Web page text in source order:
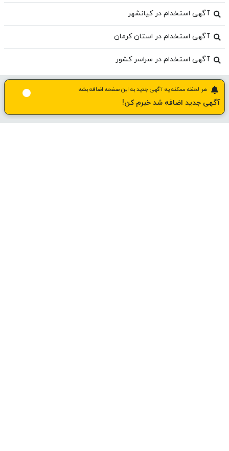
آگهی استخدام در کیانشهر
آگهی استخدام در استان کرمان
آگهی استخدام در سراسر کشور
هر لحظه ممکنه یه آگهی جدید به این صفحه اضافه بشه
آگهی جدید اضافه شد خبرم کن!